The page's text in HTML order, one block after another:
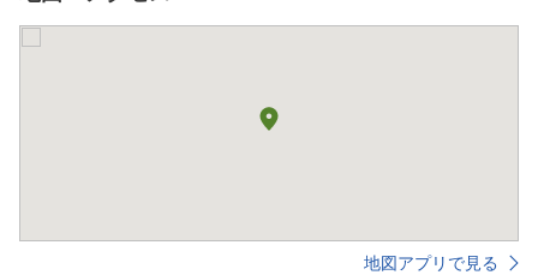
地図アプリで見る